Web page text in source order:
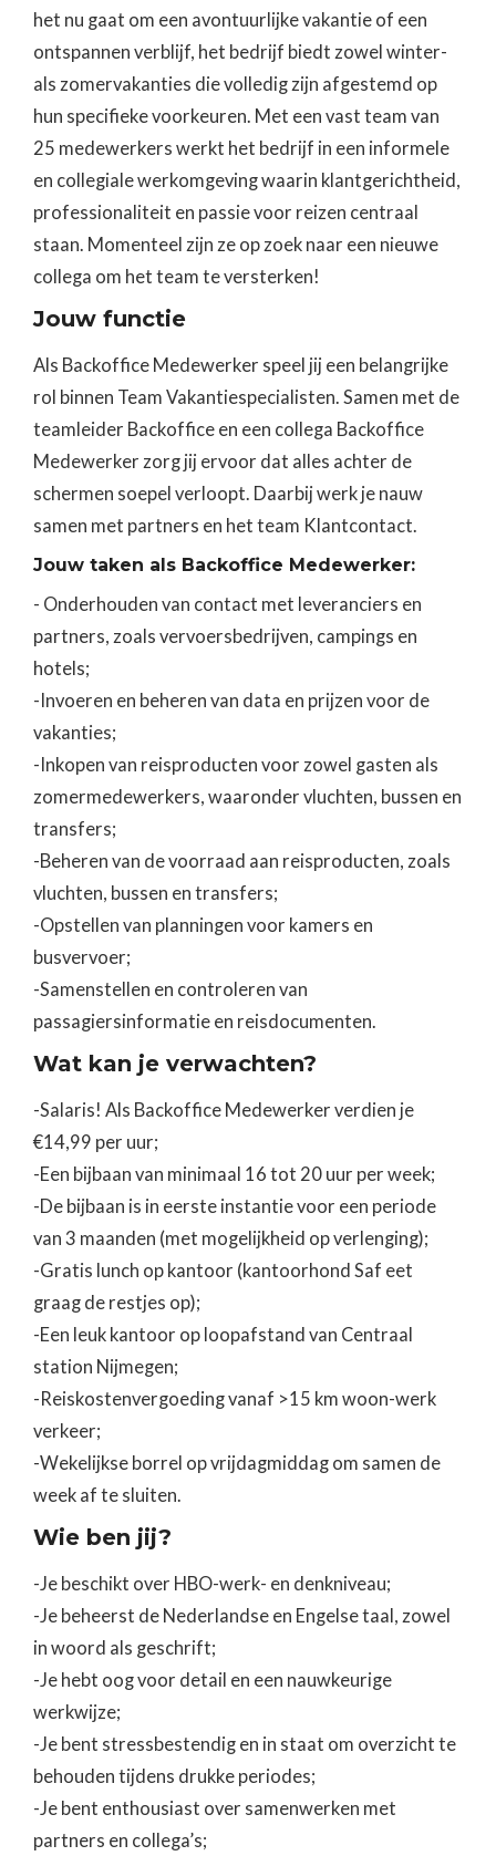
het nu gaat om een avontuurlijke vakantie of een
ontspannen verblijf, het bedrijf biedt zowel winter-
als zomervakanties die volledig zijn afgestemd op
hun specifieke voorkeuren. Met een vast team van
25 medewerkers werkt het bedrijf in een informele
en collegiale werkomgeving waarin klantgerichtheid,
professionaliteit en passie voor reizen centraal
staan. Momenteel zijn ze op zoek naar een nieuwe
collega om het team te versterken!
‍Jouw functie
Als Backoffice Medewerker speel jij een belangrijke
rol binnen Team Vakantiespecialisten. Samen met de
teamleider Backoffice en een collega Backoffice
Medewerker zorg jij ervoor dat alles achter de
schermen soepel verloopt. Daarbij werk je nauw
samen met partners en het team Klantcontact.
Jouw taken als Backoffice Medewerker:
- Onderhouden van contact met leveranciers en
partners, zoals vervoersbedrijven, campings en
hotels;
-Invoeren en beheren van data en prijzen voor de
vakanties;
-Inkopen van reisproducten voor zowel gasten als
zomermedewerkers, waaronder vluchten, bussen en
transfers;
-Beheren van de voorraad aan reisproducten, zoals
vluchten, bussen en transfers;
-Opstellen van planningen voor kamers en
busvervoer;
-Samenstellen en controleren van
passagiersinformatie en reisdocumenten.
‍Wat kan je verwachten?
-Salaris! Als Backoffice Medewerker verdien je
€14,99 per uur;
-Een bijbaan van minimaal 16 tot 20 uur per week;
-De bijbaan is in eerste instantie voor een periode
van 3 maanden (met mogelijkheid op verlenging);
-Gratis lunch op kantoor (kantoorhond Saf eet
graag de restjes op);
-Een leuk kantoor op loopafstand van Centraal
station Nijmegen;
-Reiskostenvergoeding vanaf >15 km woon-werk
verkeer;
-Wekelijkse borrel op vrijdagmiddag om samen de
week af te sluiten.
Wie ben jij?
-Je beschikt over HBO-werk- en denkniveau;
-Je beheerst de Nederlandse en Engelse taal, zowel
in woord als geschrift;
-Je hebt oog voor detail en een nauwkeurige
werkwijze;
-Je bent stressbestendig en in staat om overzicht te
behouden tijdens drukke periodes;
-Je bent enthousiast over samenwerken met
partners en collega’s;